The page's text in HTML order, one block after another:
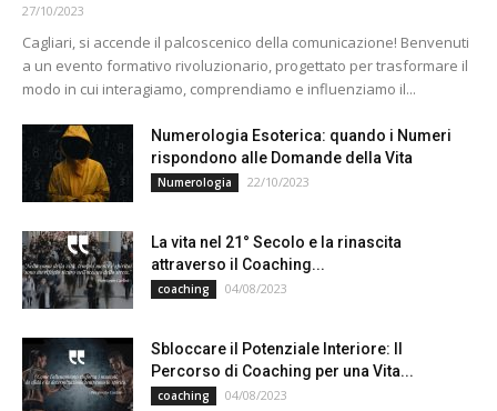
27/10/2023
Cagliari, si accende il palcoscenico della comunicazione! Benvenuti
a un evento formativo rivoluzionario, progettato per trasformare il
modo in cui interagiamo, comprendiamo e influenziamo il...
Numerologia Esoterica: quando i Numeri
rispondono alle Domande della Vita
Numerologia 22/10/2023
La vita nel 21° Secolo e la rinascita
attraverso il Coaching...
coaching 04/08/2023
Sbloccare il Potenziale Interiore: Il
Percorso di Coaching per una Vita...
coaching 04/08/2023